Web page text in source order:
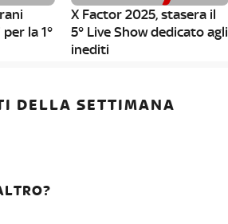
la 1°
X Factor 2025, stasera il
5° Live Show dedicato agli
inediti
DELLA SETTIMANA